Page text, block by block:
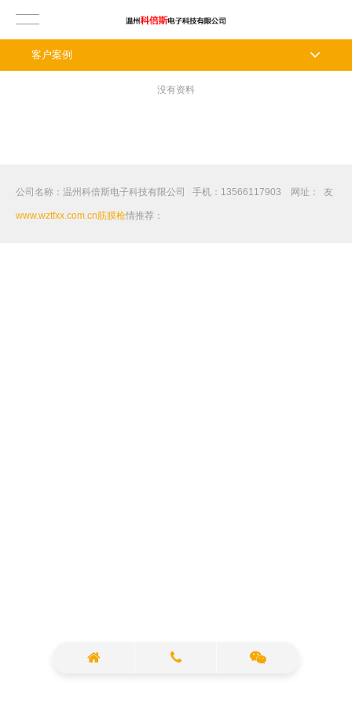
没有资料
公司名称：温州科倍斯电子科技有限公司 手机：13566117903 网址：
www.wztfxx.com.cn
友
情推荐：
筋膜枪
客户案例